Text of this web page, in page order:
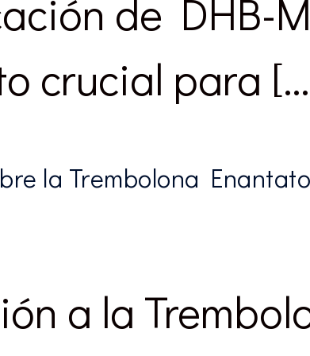
de DHB-
crucial para
la Trembolona
a la